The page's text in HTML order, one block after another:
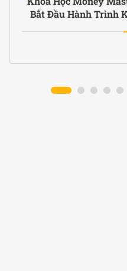
Bắt Đầu Hành Trình